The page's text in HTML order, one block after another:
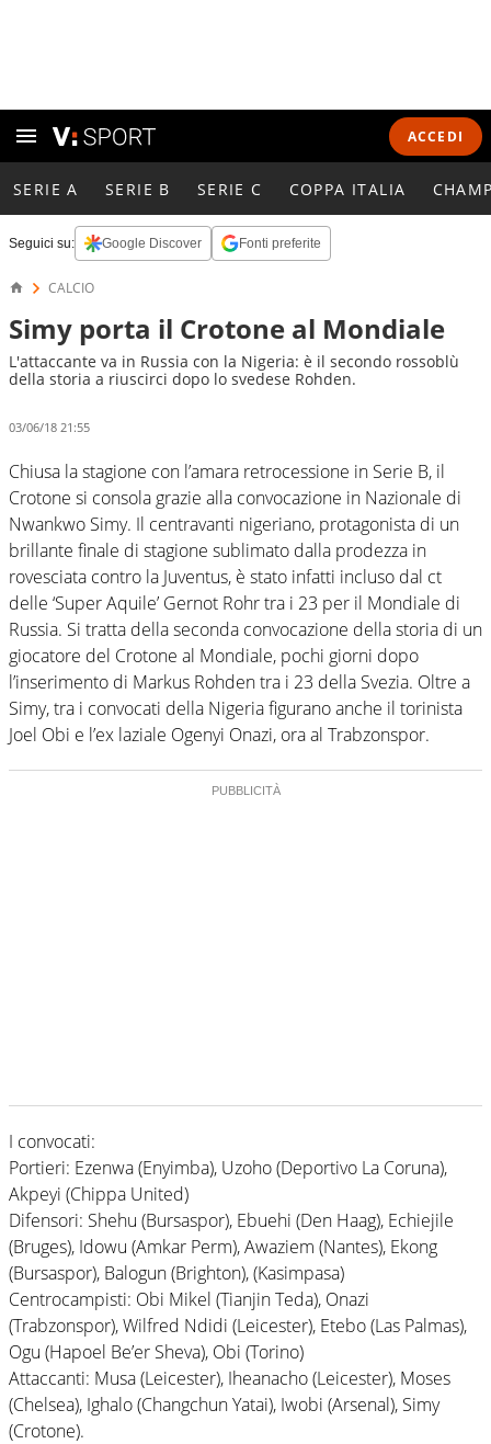
ACCEDI
SERIE A SERIE B SERIE C COPPA ITALIA
Seguici su: Google Discover Fonti preferite
CALCIO
Simy porta il Crotone al Mondiale
L'attaccante va in Russia con la Nigeria: è il secondo rossoblù
della storia a riuscirci dopo lo svedese Rohden.
03/06/18 21:55
Chiusa la stagione con l’amara retrocessione in Serie B, il
Crotone si consola grazie alla convocazione in Nazionale di
Nwankwo Simy. Il centravanti nigeriano, protagonista di un
brillante finale di stagione sublimato dalla prodezza in
rovesciata contro la Juventus, è stato infatti incluso dal ct
delle ‘Super Aquile’ Gernot Rohr tra i 23 per il Mondiale di
Russia. Si tratta della seconda convocazione della storia di un
giocatore del Crotone al Mondiale, pochi giorni dopo
l’inserimento di Markus Rohden tra i 23 della Svezia. Oltre a
Simy, tra i convocati della Nigeria figurano anche il torinista
Joel Obi e l’ex laziale Ogenyi Onazi, ora al Trabzonspor.
I convocati:
Portieri: Ezenwa (Enyimba), Uzoho (Deportivo La Coruna),
Akpeyi (Chippa United)
Difensori: Shehu (Bursaspor), Ebuehi (Den Haag), Echiejile
(Bruges), Idowu (Amkar Perm), Awaziem (Nantes), Ekong
(Bursaspor), Balogun (Brighton), (Kasimpasa)
Centrocampisti: Obi Mikel (Tianjin Teda), Onazi
(Trabzonspor), Wilfred Ndidi (Leicester), Etebo (Las Palmas),
Ogu (Hapoel Be’er Sheva), Obi (Torino)
Attaccanti: Musa (Leicester), Iheanacho (Leicester), Moses
(Chelsea), Ighalo (Changchun Yatai), Iwobi (Arsenal), Simy
(Crotone).